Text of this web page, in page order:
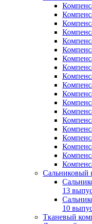
Сальниковый
13
10
Тканевый